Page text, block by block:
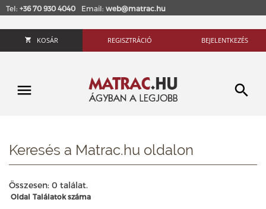
Tel: +36 70 930 4040 Email: web@matrac.hu
KOSÁR REGISZTRÁCIÓ BEJELENTKEZÉS
Keresés a Matrac.hu oldalon
Összesen: 0 találat.
Oldal Találatok száma